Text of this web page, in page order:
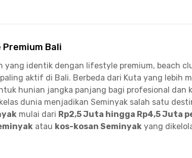
Bali
yang identik dengan lifestyle premium, beach
aktif di Bali. Berbeda dari Kuta yang lebih
hunian jangka panjang bagi profesional dan
dunia menjadikan Seminyak salah satu
mulai dari Rp2,5 Juta hingga Rp4,5 Juta
atau kos-kosan Seminyak yang